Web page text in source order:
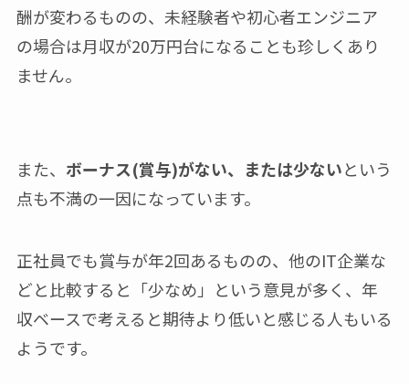
酬が変わるものの、未経験者や初心者エンジニア
の場合は月収が20万円台になることも珍しくあり
ません。
また、 ボーナス(賞与)がない、または少ないという
点も不満の一因になっています。
正社員でも賞与が年2回あるものの、他のIT企業な
どと比較すると「少なめ」という意見が多く、年
収ベースで考えると期待より低いと感じる人もいる
ようです。